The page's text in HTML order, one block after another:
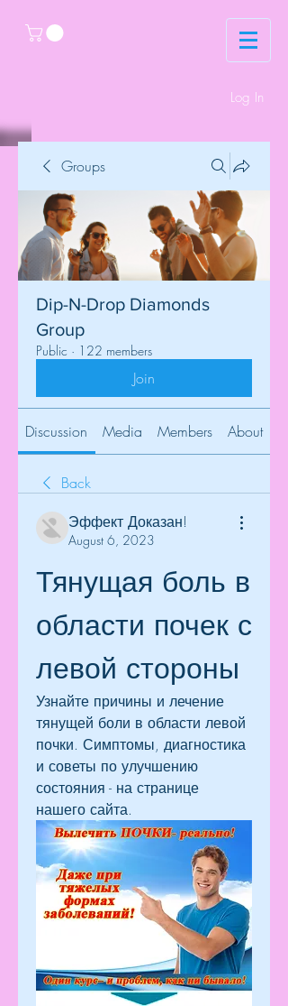
Log In
Groups
Dip-N-Drop Diamonds
Group
Public · 122 members
Join
Discussion Media Members About
Back
Эффект Доказан!
August 6, 2023
Тянущая боль в
области почек с
левой стороны
Узнайте причины и лечение
тянущей боли в области левой
почки. Симптомы, диагностика
и советы по улучшению
состояния - на странице
нашего сайта.